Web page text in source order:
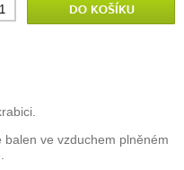
ve vzduchem plněném